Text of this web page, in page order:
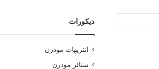
ديكورات
انتريهات مودرن
ستائر مودرن